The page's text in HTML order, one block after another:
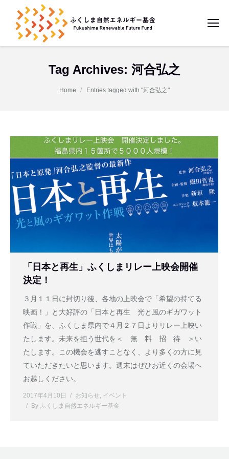
Tag Archives: 河合弘之
Home Entries tagged with "河合弘之"
「日本と再生」ふくしまリレー上映会開催
決定！
３月１１日に封切り後、各地の上映会で「希望の持てる
映画！」と大好評の「日本と再生 光と風のギガワット
作戦」を、ふくしま県内で４月２７日よりリレー上映い
たします。未来を担う世代を＜ 無 料 招 待 ＞い
たします。この機会を逃すことなく、より多くの方に見
ていただきたいと思います。週末はぜひお近くの会場へ
お越しください。
2017年4月10日 お知らせ, イベント
By ふくしま自然エネルギー基金